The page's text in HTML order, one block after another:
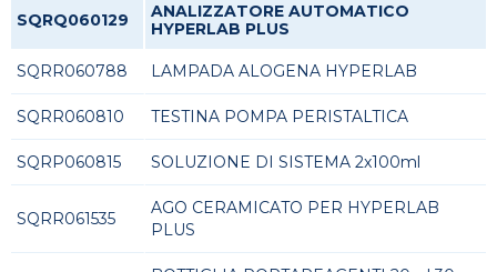
SQRQ060129
ANALIZZATORE AUTOMATICO
HYPERLAB PLUS
SQRR060788 LAMPADA ALOGENA HYPERLAB
SQRR060810 TESTINA POMPA PERISTALTICA
SQRP060815 SOLUZIONE DI SISTEMA 2x100ml
SQRR061535
AGO CERAMICATO PER HYPERLAB
PLUS